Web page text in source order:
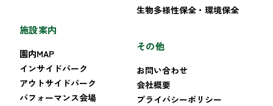
施設案内
園内MAP
インサイドパーク
アウトサイドパーク
パフォーマンス会場
生物多様性保全・環境保全
その他
お問い合わせ
会社概要
プライバシーポリシー